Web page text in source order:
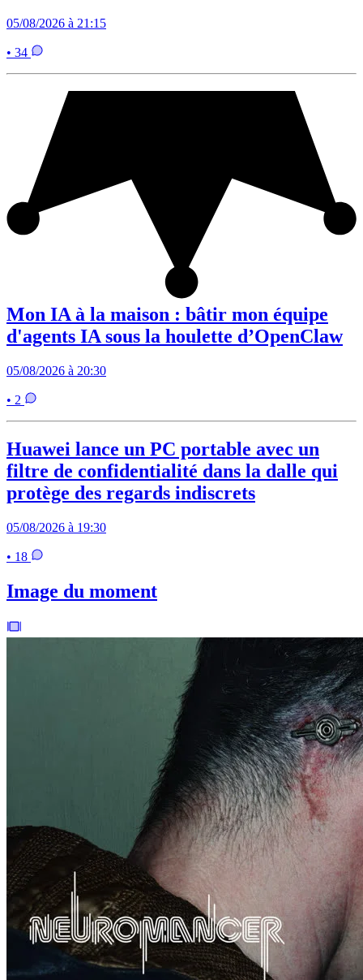
05/08/2026 à 21:15
• 34
Mon IA à la maison : bâtir mon équipe
d'agents IA sous la houlette d’OpenClaw
05/08/2026 à 20:30
• 2
Huawei lance un PC portable avec un
filtre de confidentialité dans la dalle qui
protège des regards indiscrets
05/08/2026 à 19:30
• 18
Image du moment